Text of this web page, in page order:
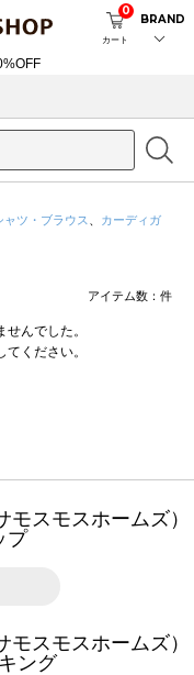
カート
0
BRAND
ャツ・ブラウス
カーディガ
アイテム数： 件
んでした。
ください。
スモスホームズ）
プ
スモスホームズ）
ング